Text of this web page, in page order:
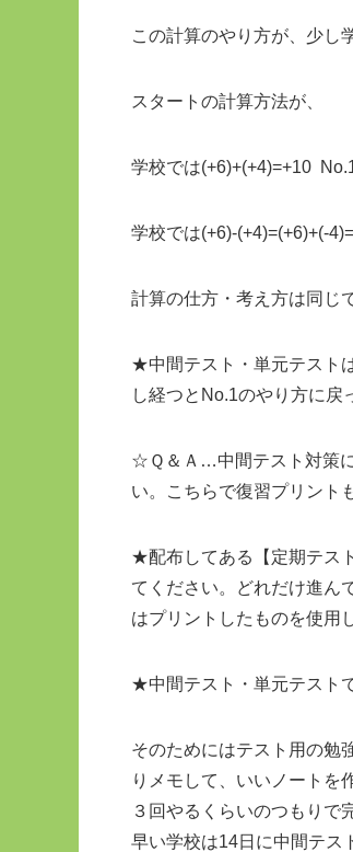
この計算のやり方が、少し
スタートの計算方法が、
学校では(+6)+(+4)=+10
学校では(+6)-(+4)=(+6)+(-
計算の仕方・考え方は同じ
★中間テスト・単元テスト
し経つとNo.1のやり方に戻
☆Ｑ＆Ａ…中間テスト対策
い。こちらで復習プリント
★配布してある【定期テス
てください。どれだけ進ん
はプリントしたものを使用
★中間テスト・単元テスト
そのためにはテスト用の勉
りメモして、いいノートを
３回やるくらいのつもりで
早い学校は14日に中間テ